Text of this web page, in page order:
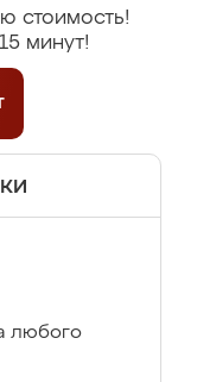
стоимость!
минут!
любого